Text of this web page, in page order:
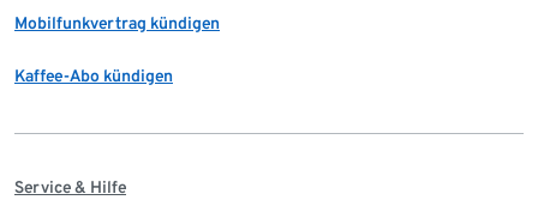
Mobilfunkvertrag kündigen
Kaffee-Abo kündigen
Service & Hilfe